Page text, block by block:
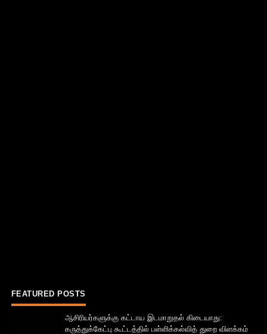
FEATURED POSTS
ஆசிரியர்களுக்கு கட்டாய இடமாறுதல் கிடையாது:
கருத்துக்கேட்பு கூட்டத்தில் பள்ளிக்கல்வித் துறை விளக்கம்